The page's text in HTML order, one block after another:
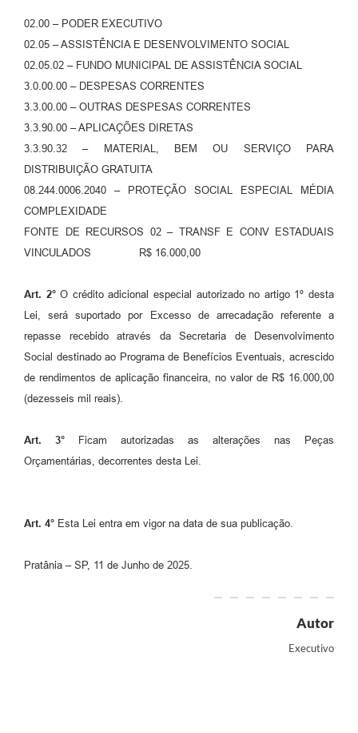
02.00 – PODER EXECUTIVO
02.05 – ASSISTÊNCIA E DESENVOLVIMENTO SOCIAL
02.05.02 – FUNDO MUNICIPAL DE ASSISTÊNCIA SOCIAL
3.0.00.00 – DESPESAS CORRENTES
3.3.00.00 – OUTRAS DESPESAS CORRENTES
3.3.90.00 – APLICAÇÕES DIRETAS
3.3.90.32 – MATERIAL, BEM OU SERVIÇO PARA
DISTRIBUIÇÃO GRATUITA
08.244.0006.2040 – PROTEÇÃO SOCIAL ESPECIAL MÉDIA
COMPLEXIDADE
FONTE DE RECURSOS 02 – TRANSF E CONV ESTADUAIS
VINCULADOS R$ 16.000,00
Art. 2°O crédito adicional especial autorizado no artigo 1º desta
Lei, será suportado por Excesso de arrecadação referente a
repasse recebido através da Secretaria de Desenvolvimento
Social destinado ao Programa de Benefícios Eventuais, acrescido
de rendimentos de aplicação financeira, no valor de R$ 16.000,00
(dezesseis mil reais).
Art. 3° Ficam autorizadas as alterações nas Peças
Orçamentárias, decorrentes desta Lei.
Art. 4° Esta Lei entra em vigor na data de sua publicação.
Pratânia – SP, 11 de Junho de 2025.
Autor
Executivo